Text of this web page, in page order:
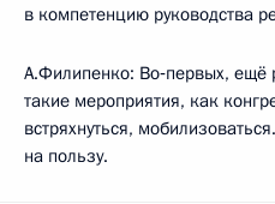
в компетенцию руководства
А.Филипенко: Во‑первых, ещё
такие мероприятия, как
встряхнуться,
на пользу.